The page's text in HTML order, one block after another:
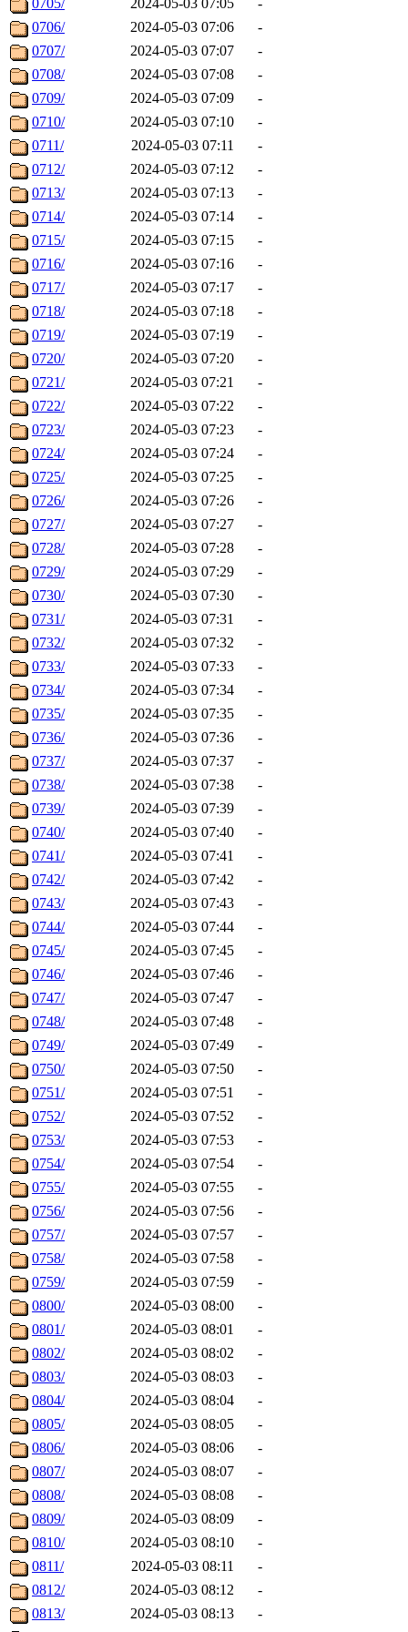
0705/ 2024-05-03 07:05
-
0706/
2024-05-03 07:06
-
0707/
2024-05-03 07:07
-
0708/
2024-05-03 07:08
-
0709/
2024-05-03 07:09
-
0710/
2024-05-03 07:10
-
0711/
2024-05-03 07:11
-
0712/
2024-05-03 07:12
-
0713/
2024-05-03 07:13
-
0714/
2024-05-03 07:14
-
0715/
2024-05-03 07:15
-
0716/
2024-05-03 07:16
-
0717/
2024-05-03 07:17
-
0718/
2024-05-03 07:18
-
0719/
2024-05-03 07:19
-
0720/
2024-05-03 07:20
-
0721/
2024-05-03 07:21
-
0722/
2024-05-03 07:22
-
0723/
2024-05-03 07:23
-
0724/
2024-05-03 07:24
-
0725/
2024-05-03 07:25
-
0726/
2024-05-03 07:26
-
0727/
2024-05-03 07:27
-
0728/
2024-05-03 07:28
-
0729/
2024-05-03 07:29
-
0730/
2024-05-03 07:30
-
0731/
2024-05-03 07:31
-
0732/
2024-05-03 07:32
-
0733/
2024-05-03 07:33
-
0734/
2024-05-03 07:34
-
0735/
2024-05-03 07:35
-
0736/
2024-05-03 07:36
-
0737/
2024-05-03 07:37
-
0738/
2024-05-03 07:38
-
0739/
2024-05-03 07:39
-
0740/
2024-05-03 07:40
-
0741/
2024-05-03 07:41
-
0742/
2024-05-03 07:42
-
0743/
2024-05-03 07:43
-
0744/
2024-05-03 07:44
-
0745/
2024-05-03 07:45
-
0746/
2024-05-03 07:46
-
0747/
2024-05-03 07:47
-
0748/
2024-05-03 07:48
-
0749/
2024-05-03 07:49
-
0750/
2024-05-03 07:50
-
0751/
2024-05-03 07:51
-
0752/
2024-05-03 07:52
-
0753/
2024-05-03 07:53
-
0754/
2024-05-03 07:54
-
0755/
2024-05-03 07:55
-
0756/
2024-05-03 07:56
-
0757/
2024-05-03 07:57
-
0758/
2024-05-03 07:58
-
0759/
2024-05-03 07:59
-
0800/
2024-05-03 08:00
-
0801/
2024-05-03 08:01
-
0802/
2024-05-03 08:02
-
0803/
2024-05-03 08:03
-
0804/
2024-05-03 08:04
-
0805/
2024-05-03 08:05
-
0806/
2024-05-03 08:06
-
0807/
2024-05-03 08:07
-
0808/
2024-05-03 08:08
-
0809/
2024-05-03 08:09
-
0810/
2024-05-03 08:10
-
0811/
2024-05-03 08:11
-
0812/
2024-05-03 08:12
-
0813/
2024-05-03 08:13
-